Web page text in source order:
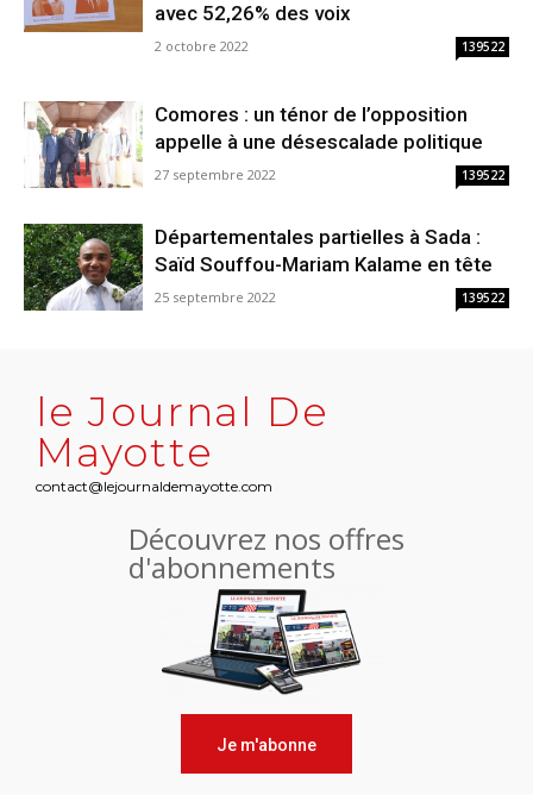
avec 52,26% des voix
2 octobre 2022 139522
Comores : un ténor de l’opposition
appelle à une désescalade politique
27 septembre 2022 139522
Départementales partielles à Sada :
Saïd Souffou-Mariam Kalame en tête
25 septembre 2022 139522
le Journal De
Mayotte
contact@lejournaldemayotte.com
Découvrez nos offres
d'abonnements
Je m'abonne